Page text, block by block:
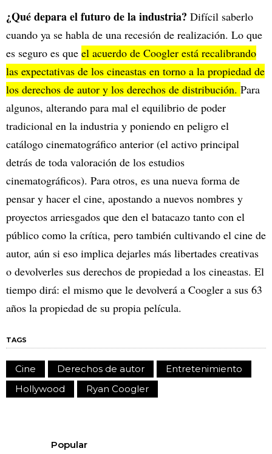
¿Qué depara el futuro de la industria? Difícil saberlo
cuando ya se habla de una recesión de realización. Lo que
es seguro es que el acuerdo de Coogler está recalibrando
las expectativas de los cineastas en torno a la propiedad de
los derechos de autor y los derechos de distribución. Para
algunos, alterando para mal el equilibrio de poder
tradicional en la industria y poniendo en peligro el
catálogo cinematográfico anterior (el activo principal
detrás de toda valoración de los estudios
cinematográficos). Para otros, es una nueva forma de
pensar y hacer el cine, apostando a nuevos nombres y
proyectos arriesgados que den el batacazo tanto con el
público como la crítica, pero también cultivando el cine de
autor, aún si eso implica dejarles más libertades creativas
o devolverles sus derechos de propiedad a los cineastas. El
tiempo dirá: el mismo que le devolverá a Coogler a sus 63
años la propiedad de su propia película.
TAGS
Cine Derechos de autor
Entretenimiento
Hollywood
Ryan Coogler
Popular